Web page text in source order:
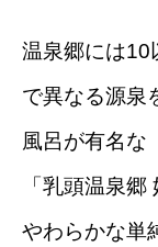
温泉郷には10
で異なる源泉
風呂が有名な
「乳頭温泉
やわらかな単